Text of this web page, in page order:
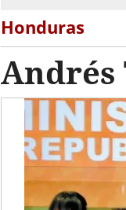
Honduras
Andrés